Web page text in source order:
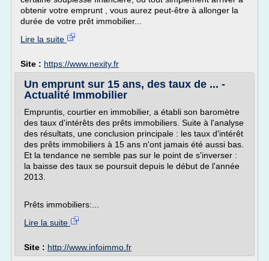
obtenir votre emprunt , vous aurez peut-être à allonger la
durée de votre prêt immobilier...
Lire la suite
Site : https://www.nexity.fr
Un emprunt sur 15 ans, des taux de ... -
Actualité Immobilier
Empruntis, courtier en immobilier, a établi son baromètre
des taux d'intérêts des prêts immobiliers. Suite à l'analyse
des résultats, une conclusion principale : les taux d'intérêt
des prêts immobiliers à 15 ans n'ont jamais été aussi bas.
Et la tendance ne semble pas sur le point de s'inverser :
la baisse des taux se poursuit depuis le début de l'année
2013.
Prêts immobiliers:...
Lire la suite
Site : http://www.infoimmo.fr